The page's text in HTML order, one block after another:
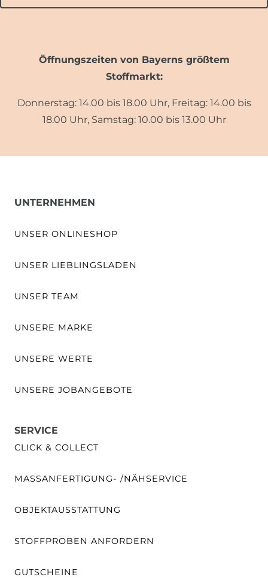
Öffnungszeiten von Bayerns größtem
Stoffmarkt:
Donnerstag: 14.00 bis 18.00 Uhr, Freitag: 14.00 bis
18.00 Uhr, Samstag: 10.00 bis 13.00 Uhr
UNTERNEHMEN
UNSER ONLINESHOP
UNSER LIEBLINGSLADEN
UNSER TEAM
UNSERE MARKE
UNSERE WERTE
UNSERE JOBANGEBOTE
SERVICE
CLICK & COLLECT
MASSANFERTIGUNG- /NÄHSERVICE
OBJEKTAUSSTATTUNG
STOFFPROBEN ANFORDERN
GUTSCHEINE